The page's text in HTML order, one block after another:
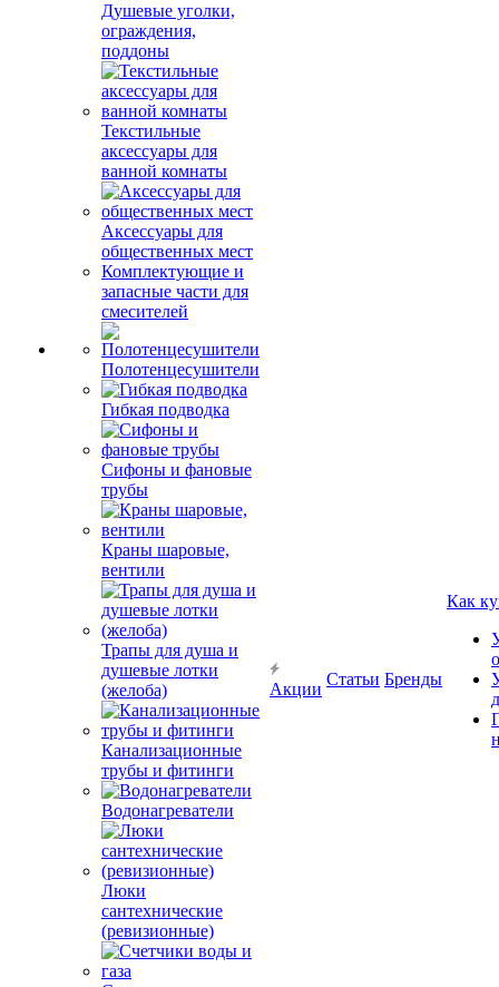
Душевые уголки,
ограждения,
поддоны
Текстильные
аксессуары для
ванной комнаты
Аксессуары для
общественных мест
Комплектующие и
запасные части для
смесителей
Полотенцесушители
Гибкая подводка
Сифоны и фановые
трубы
Краны шаровые,
вентили
Трапы для душа и
душевые лотки
(желоба)
Канализационные
трубы и фитинги
Водонагреватели
Люки
сантехнические
(ревизионные)
Акции
Статьи Бренды
Как